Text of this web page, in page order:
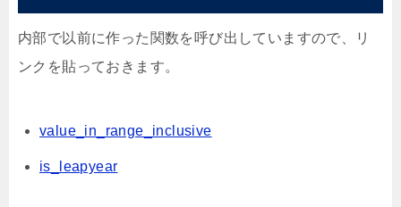
内部で以前に作った関数を呼び出していますので、リ
ンクを貼っておきます。
value_in_range_inclusive
is_leapyear